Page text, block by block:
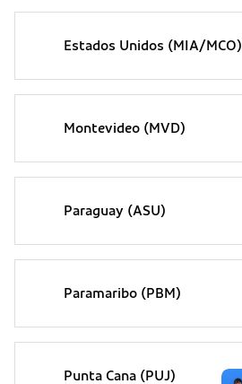
Estados Unidos (MIA/MCO)
Montevideo (MVD)
Paraguay (ASU)
Paramaribo (PBM)
Punta Cana (PUJ)